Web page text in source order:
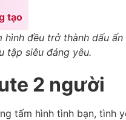
tạo
hình đều trở thành dấu
tập siêu đáng yêu.
2 người
tấm hình tình bạn, tình